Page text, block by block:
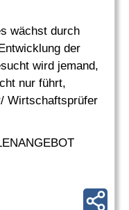
wächst durch
der
wird jemand,
nur führt,
Wirtschaftsprüfer